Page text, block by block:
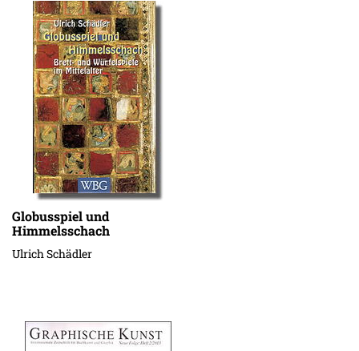
Globusspiel und
Himmelsschach
Ulrich Schädler